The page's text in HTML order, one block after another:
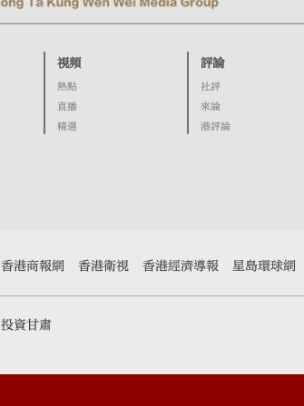
視頻
熱點
直播
精選
評論
社評
來論
港評論
香港商報網 香港衛視 香港經濟導報 星島環球網
投資甘肅